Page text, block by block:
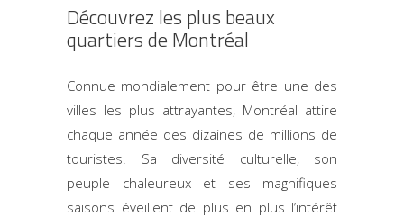
Découvrez les plus beaux
quartiers de Montréal
Connue mondialement pour être une des
villes les plus attrayantes, Montréal attire
chaque année des dizaines de millions de
touristes. Sa diversité culturelle, son
peuple chaleureux et ses magnifiques
saisons éveillent de plus en plus l’intérêt